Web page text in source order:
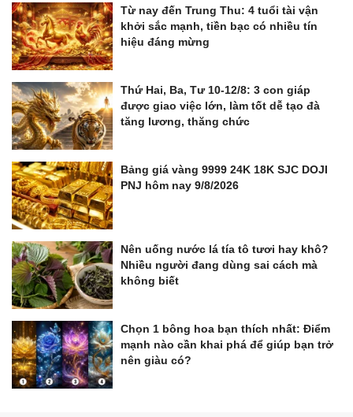
Từ nay đến Trung Thu: 4 tuổi tài vận
khởi sắc mạnh, tiền bạc có nhiều tín
hiệu đáng mừng
Thứ Hai, Ba, Tư 10-12/8: 3 con giáp
được giao việc lớn, làm tốt dễ tạo đà
tăng lương, thăng chức
Bảng giá vàng 9999 24K 18K SJC DOJI
PNJ hôm nay 9/8/2026
Nên uống nước lá tía tô tươi hay khô?
Nhiều người đang dùng sai cách mà
không biết
Chọn 1 bông hoa bạn thích nhất: Điểm
mạnh nào cần khai phá để giúp bạn trở
nên giàu có?